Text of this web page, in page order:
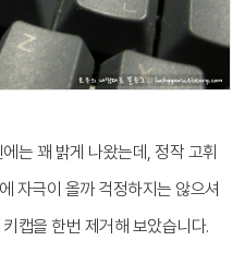
는 꽤 밝게 나왔는데, 정작 고휘
자극이 올까 걱정하지는 않으셔
캡을 한번 제거해 보았습니다.